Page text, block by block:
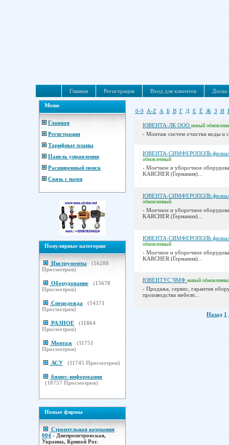
Главная Регистрация Вход для клиентов Доска
Меню
Главная
Регистрация
Тарифные планы
Панель управления
Расширенный поиск
Связь с нами
Популярные категории
Инструменты (16288
Просмотров)
Оборудование (15678
Просмотров)
Спецодежда (14371
Просмотров)
РАЗНОЕ (11864
Просмотров)
Монтаж (11751
Просмотров)
АСУ (11745 Просмотров)
бизнес-информация
(10757 Просмотров)
Новые фирмы
Строительная компания
004 - Днепропетровская,
Украина, Кривой Рог.
0-9 A-Z А Б В Г Д Е Ё Ж З И
ЮВЕНТА-ЛК ООО новый
- Монтаж систем очистки воды и
ЮВЕНТА-СИМФЕРОПОЛЬ
обновленный
- Моечное и уборочное
KARCHER (Германия)...
ЮВЕНТА-СИМФЕРОПОЛЬ
обновленный
- Моечное и уборочное
KARCHER (Германия)...
ЮВЕНТА-СИМФЕРОПОЛЬ
обновленный
- Моечное и уборочное
KARCHER (Германия)...
ЮВЕНТУС ЧМФ новый
- Продажа, сервис, гарантия
производства мебели...
Назад 1